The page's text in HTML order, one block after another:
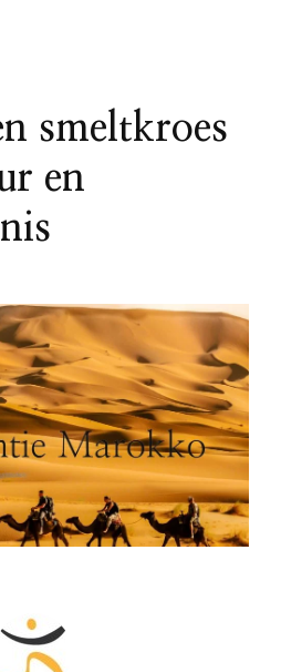
smeltkroes
en